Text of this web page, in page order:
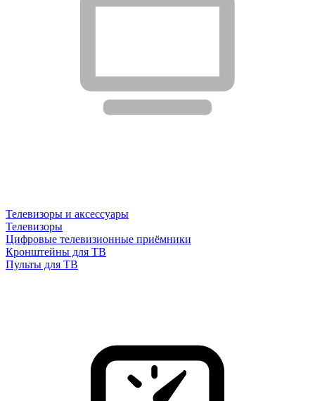
Телевизоры и аксессуары
Телевизоры
Цифровые телевизионные приёмники
Кронштейны для ТВ
Пульты для ТВ